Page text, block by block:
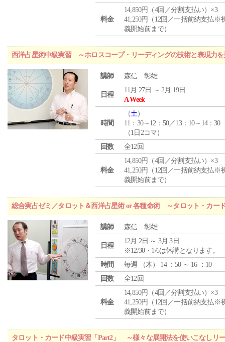
料金
14,850円（4回／分割支払い）×3
41,250円（12回／一括前納支払※
義開始前まで）
西洋占星術中級実習 ～ホロスコープ・リーディングの技術と表現力
講師 森信 彰雄
日程
11月 27日 ～ 2月 19日
A Week
時間
（土）
11：30～12：50／13：10～14：30
（1日2コマ）
回数
全12回
料金
14,850円（4回／分割支払い）×3
41,250円（12回／一括前納支払※
義開始前まで）
総合実占ゼミ／タロット＆西洋占星術 or 各種命術 ～タロット・カー
講師 森信 彰雄
日程
12月 2日 ～ 3月 3日
※12/30・1/6は休講となります。
時間
毎週 （木） 14 ：50 ～ 16 ：10
回数
全12回
料金
14,850円（4回／分割支払い）×3
41,250円（12回／一括前納支払※
義開始前まで）
タロット・カード中級実習「Part2」 ～様々な展開法を使いこなしリ